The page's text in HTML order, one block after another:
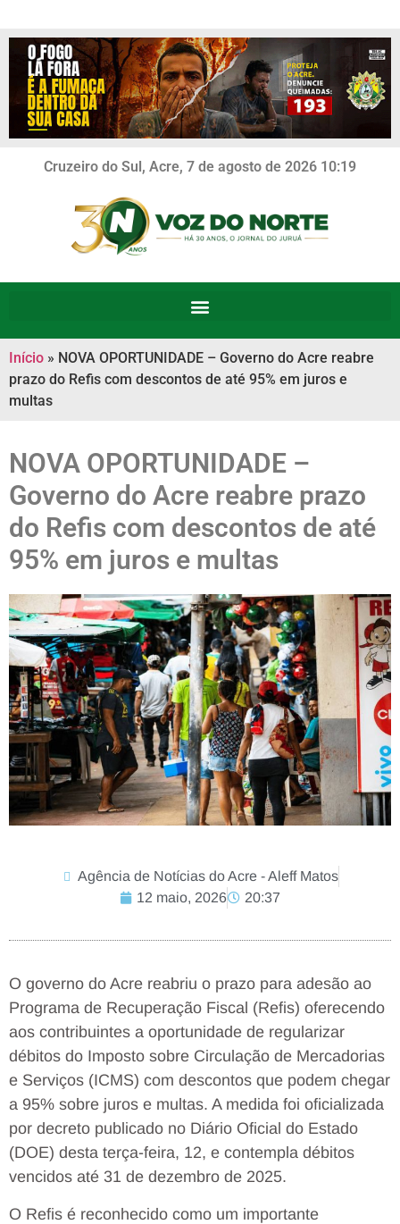
Cruzeiro do Sul, Acre, 7 de agosto de 2026 10:19
Início » NOVA OPORTUNIDADE – Governo do Acre reabre
prazo do Refis com descontos de até 95% em juros e
multas
NOVA OPORTUNIDADE –
Governo do Acre reabre prazo
do Refis com descontos de até
95% em juros e multas
Agência de Notícias do Acre - Aleff Matos
12 maio, 2026
20:37
O governo do Acre reabriu o prazo para adesão ao
Programa de Recuperação Fiscal (Refis) oferecendo
aos contribuintes a oportunidade de regularizar
débitos do Imposto sobre Circulação de Mercadorias
e Serviços (ICMS) com descontos que podem chegar
a 95% sobre juros e multas. A medida foi oficializada
por decreto publicado no Diário Oficial do Estado
(DOE) desta terça-feira, 12, e contempla débitos
vencidos até 31 de dezembro de 2025.
O Refis é reconhecido como um importante